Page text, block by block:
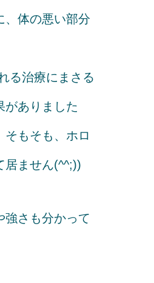
、体の悪い部分
る治療にまさる
がありました
もそも、ホロ
居ません(^^;))
強さも分かって